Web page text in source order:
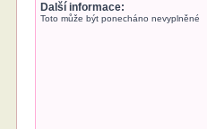
Další informace:
Toto může být ponecháno nevyplněné